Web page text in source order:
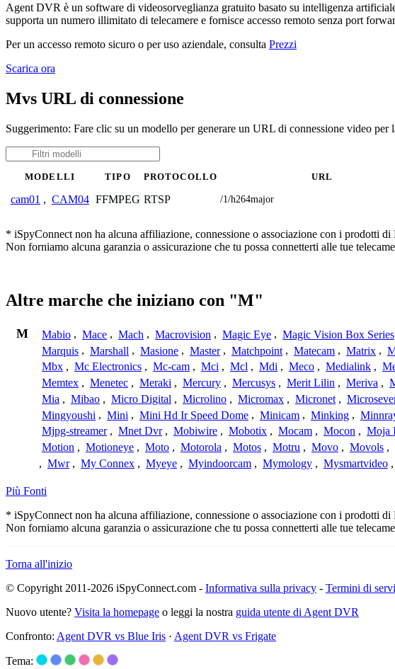
Agent DVR è un software di videosorveglianza gratuito basato su intelligenza
supporta un numero illimitato di telecamere e fornisce accesso remoto senza port
Per un accesso remoto sicuro o per uso aziendale, consulta Prezzi
Scarica ora
Mvs URL di connessione
Suggerimento: Fare clic su un modello per generare un URL di connessione video per
MODELLI TIPO PROTOCOLLO URL
cam01 , CAM04 FFMPEG RTSP /1/h264major
* iSpyConnect non ha alcuna affiliazione, connessione o associazione con i prodotti
Non forniamo alcuna garanzia o assicurazione che tu possa connetterti alle tue
Altre marche che iniziano con "M"
M Mabio , Mace , Mach , Macrovision , Magic Eye , Magic Vision Box Series
Marquis , Marshall , Masione , Master , Matchpoint , Matecam , Matrix ,
Mbx , Mc Electronics , Mc-cam , Mci , Mcl , Mdi , Meco , Medialink ,
Memtex , Menetec , Meraki , Mercury , Mercusys , Merit Lilin , Meriva ,
Mia , Mibao , Micro Digital , Microlino , Micromax , Micronet ,
Mingyoushi , Mini , Mini Hd Ir Speed Dome , Minicam , Minking ,
Mjpg-streamer , Mnet Dvr , Mobiwire , Mobotix , Mocam , Mocon , Moja
Motion , Motioneye , Moto , Motorola , Motos , Motru , Movo , Movols ,
, Mwr , My Connex , Myeye , Myindoorcam , Mymology , Mysmartvideo ,
Più Fonti
* iSpyConnect non ha alcuna affiliazione, connessione o associazione con i prodotti
Non forniamo alcuna garanzia o assicurazione che tu possa connetterti alle tue
Torna all'inizio
© Copyright 2011-2026 iSpyConnect.com - Informativa sulla privacy - Termini di
Nuovo utente? Visita la homepage o leggi la nostra guida utente di Agent DVR
Confronto: Agent DVR vs Blue Iris · Agent DVR vs Frigate
Tema: